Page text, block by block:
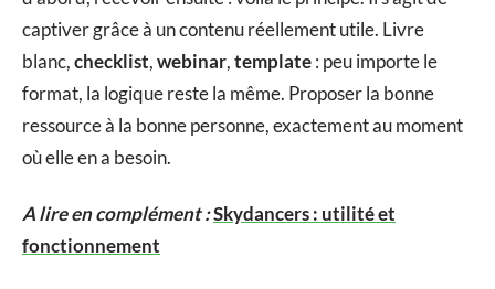
captiver grâce à un contenu réellement utile. Livre
blanc,checklist,webinar,template: peu importe le
format, la logique reste la même. Proposer la bonne
ressource à la bonne personne, exactement au moment
où elle en a besoin.
A lire en complément :Skydancers : utilité et
fonctionnement